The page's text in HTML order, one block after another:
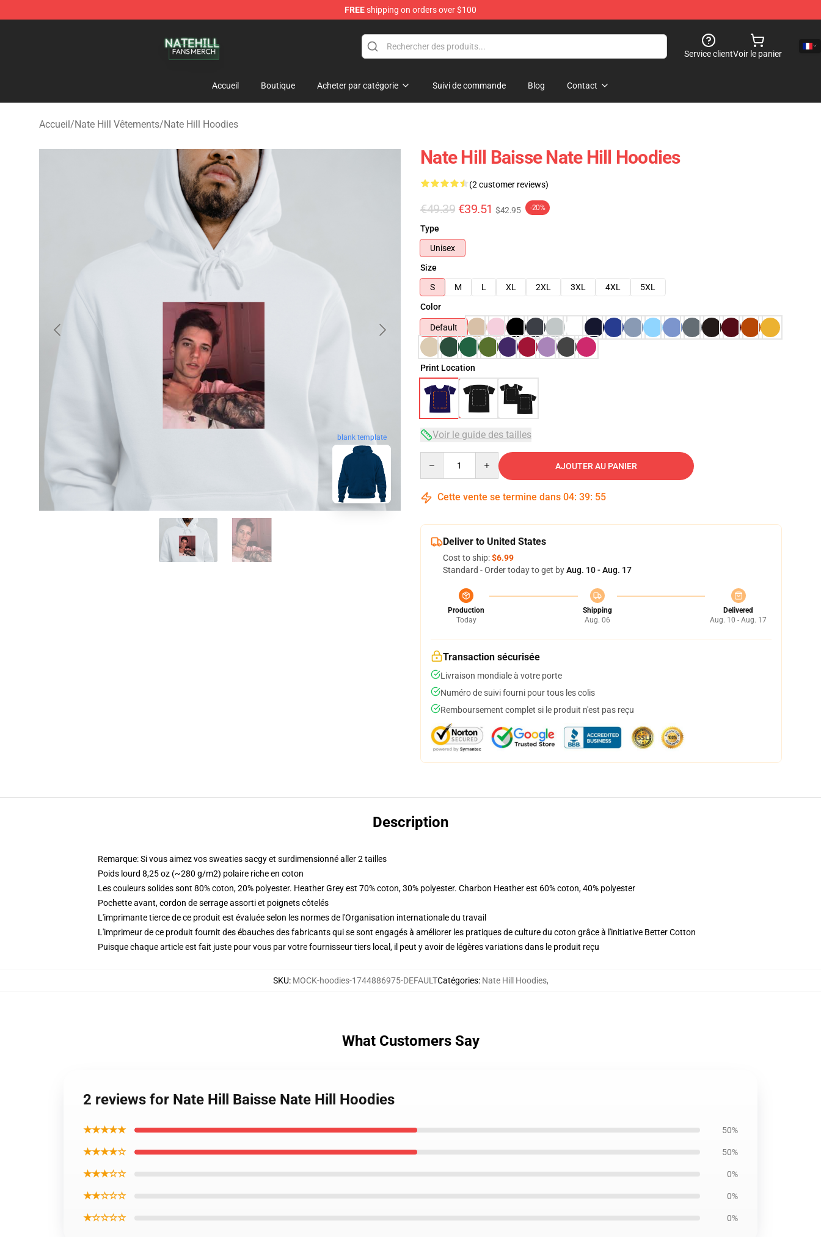
FREEshipping on orders over $100
Service clientVoir le panier
Accueil Boutique Acheter par catégorie Suivi de commande Blog Contact
Accueil/Nate Hill Vêtements/Nate Hill Hoodies
blank template
Nate Hill Baisse Nate Hill Hoodies
(2 customer reviews)
€49.39 €39.51 $42.95 -20%
Type
Unisex
Size
S
M L XL 2XL 3XL 4XL
5XL
Color
Default
Print Location
Voir le guide des tailles
AJOUTER AU PANIER
Cette vente se termine dans 04: 39: 54
Deliver to United States
Cost to ship:$6.99
Standard - Order today to get byAug. 10 - Aug. 17
Production
Today
Shipping
Aug. 06
Delivered
Aug. 10 - Aug. 17
Transaction sécurisée
Livraison mondiale à votre porte
Numéro de suivi fourni pour tous les colis
Remboursement complet si le produit n'est pas reçu
Description
Remarque: Si vous aimez vos sweaties sacgy et surdimensionné aller 2 tailles
Poids lourd 8,25 oz (~280 g/m2) polaire riche en coton
Les couleurs solides sont 80% coton, 20% polyester. Heather Grey est 70% coton, 30% polyester. Charbon Heather est 60% coton, 40% polyester
Pochette avant, cordon de serrage assorti et poignets côtelés
L'imprimante tierce de ce produit est évaluée selon les normes de l'Organisation internationale du travail
L'imprimeur de ce produit fournit des ébauches des fabricants qui se sont engagés à améliorer les pratiques de culture du coton grâce à l'initiative Better Cotton
Puisque chaque article est fait juste pour vous par votre fournisseur tiers local, il peut y avoir de légères variations dans le produit reçu
SKU: MOCK-hoodies-1744886975-DEFAULTCatégories: Nate Hill Hoodies,
What Customers Say
2 reviews for Nate Hill Baisse Nate Hill Hoodies
★★★★★ 50%
★★★★☆ 50%
★★★☆☆ 0%
★★☆☆☆ 0%
★☆☆☆☆ 0%